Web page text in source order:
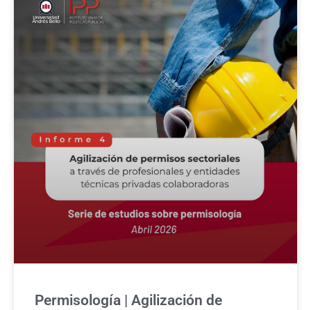
Permisología | Agilización de